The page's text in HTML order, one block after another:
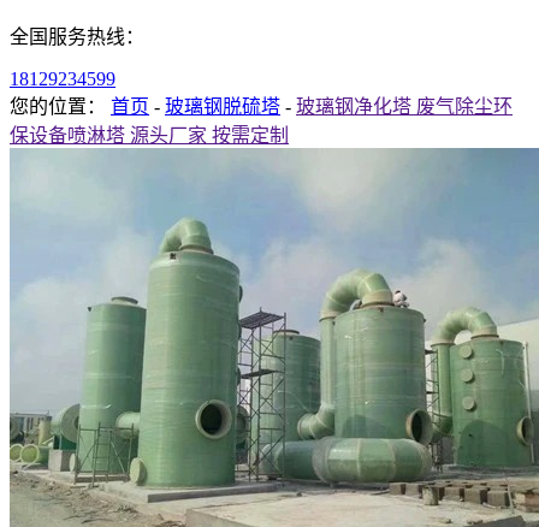
全国服务热线：
18129234599
您的位置： 首页 - 玻璃钢脱硫塔 - 玻璃钢净化塔 废气除尘环
保设备喷淋塔 源头厂家 按需定制